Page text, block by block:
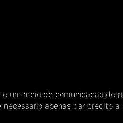
um meio de comunicacao de
necessario apenas dar credito